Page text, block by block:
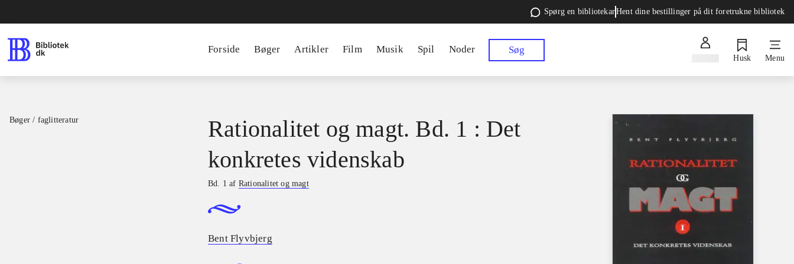
Spørg en bibliotekarHent dine bestillinger på dit foretrukne bibliotek
Forside Bøger Artikler Film Musik Spil Noder Søg
Husk Menu
Bøger / faglitteratur
Rationalitet og magt. Bd. 1 : Det
konkretes videnskab
Bd. 1 af Rationalitet og magt
Bent Flyvbjerg